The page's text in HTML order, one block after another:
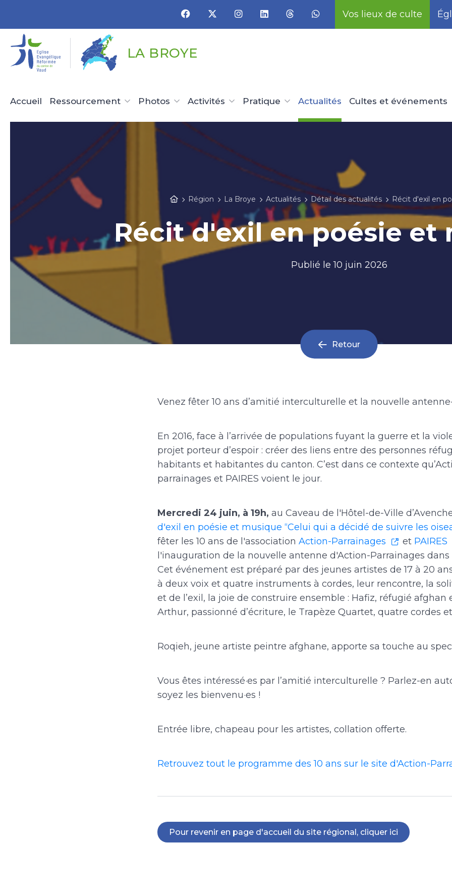
Vos lieux de culte
LA BROYE
Accueil Ressourcement Photos Activités Pratique Actualités Cultes et événements
Région La Broye Actualités Détail des actualités Récit d'exil en
Récit d'exil en poésie et
Publié le10 juin 2026
Retour
Venez fêter 10 ans d’amitié interculturelle et la nouvelle
En 2016, face à l’arrivée de populations fuyant la guerre et la
projet porteur d’espoir : créer des liens entre des personnes
habitants et habitantes du canton. C’est dans ce contexte
parrainages et PAIRES voient le jour.
Mercredi 24 juin, à 19h, au Caveau de l'Hôtel-de-Ville
d'exil en poésie et musique “Celui qui a décidé de suivre les
fêter les 10 ans de l'association Action-Parrainages et PAIRES
l'inauguration de la nouvelle antenne d'Action-Parrainages dans
Cet événement est préparé par des jeunes artistes de 17 à 20
à deux voix et quatre instruments à cordes, leur rencontre, la
et de l’exil, la joie de construire ensemble : Hafiz, réfugié afghan
Arthur, passionné d’écriture, le Trapèze Quartet, quatre cordes
Roqieh, jeune artiste peintre afghane, apporte sa touche au
Vous êtes intéressé·es par l’amitié interculturelle ? Parlez-en
soyez les bienvenu·es !
Entrée libre, chapeau pour les artistes, collation offerte.
Retrouvez tout le programme des 10 ans sur le site d'Action-
Pour revenir en page d'accueil du site régional, cliquer ici